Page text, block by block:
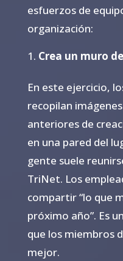
esfuerzos de
organización:
Crea un muro
En este ejercicio,
recopilan
anteriores de
en una pared del
gente suele
TriNet. Los
compartir “lo que
próximo año”. Es
que los miembros
mejor.